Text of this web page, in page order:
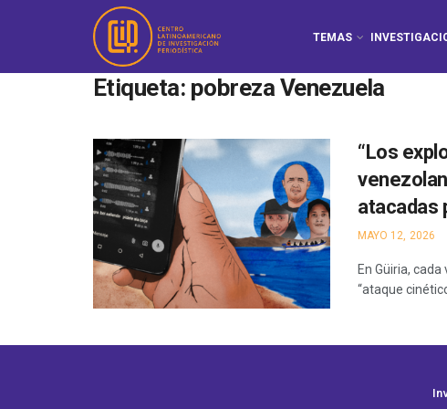
TEMAS
Etiqueta: pobreza Venezuela
“Los
atacadas
MAYO 12, 2026
En Güiria,
“ataque